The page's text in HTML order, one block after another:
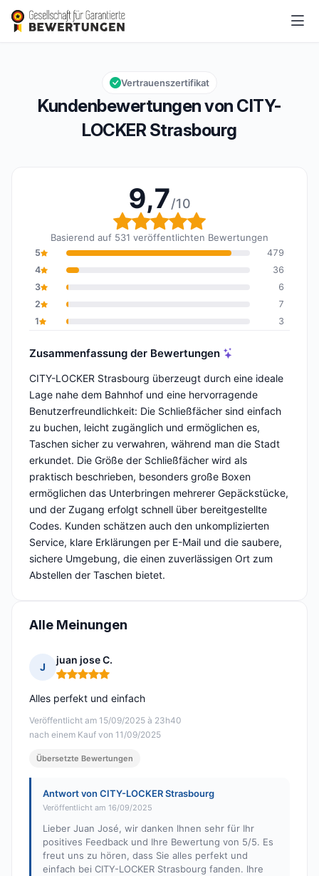
CITY-LOCKER Strasbourg
Gesamtbewertung: 9,7 von 10
9,7/10
Kundenbewertungen von CITY-
LOCKER Strasbourg
Vertrauenszertifikat
9,7/10
Gesamtbewertung: 9,7
Basierend auf 531 veröffentlichten Bewertungen
5
479
4
36
3
6
2
7
1
3
Zusammenfassung der Bewertungen
CITY-LOCKER Strasbourg überzeugt durch eine ideale
Lage nahe dem Bahnhof und eine hervorragende
Benutzerfreundlichkeit: Die Schließfächer sind einfach
zu buchen, leicht zugänglich und ermöglichen es,
Taschen sicher zu verwahren, während man die Stadt
erkundet. Die Größe der Schließfächer wird als
praktisch beschrieben, besonders große Boxen
ermöglichen das Unterbringen mehrerer Gepäckstücke,
und der Zugang erfolgt schnell über bereitgestellte
Codes. Kunden schätzen auch den unkomplizierten
Service, klare Erklärungen per E-Mail und die saubere,
sichere Umgebung, die einen zuverlässigen Ort zum
Abstellen der Taschen bietet.
Alle Meinungen
J
juan jose C.
Hinweis: 5 von 5
Veröffentlicht am 15/09/2025 à 23h40
nach einem Kauf von 11/09/2025
Alles perfekt und einfach
Übersetzte Bewertungen
Antwort von CITY-LOCKER Strasbourg
Veröffentlicht am 16/09/2025
Lieber Juan José, wir danken Ihnen sehr für Ihr
positives Feedback und Ihre Bewertung von 5/5. Es
freut uns zu hören, dass Sie alles perfekt und
einfach bei CITY-LOCKER Strasbourg fanden. Ihre